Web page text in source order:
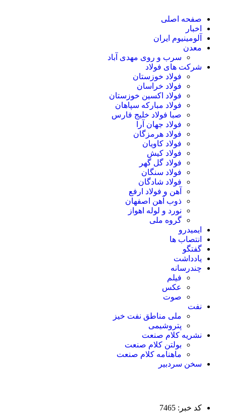
صفحه اصلی
اخبار
آلومینیوم ایران
معدن
سرب و روی مهدی آباد
شرکت های فولاد
فولاد خوزستان
فولاد خراسان
فولاد اکسین خوزستان
فولاد مبارکه سپاهان
صبا فولاد خلیج فارس
فولاد جهان آرا
فولاد هرمزگان
فولاد کاویان
فولاد کیش
فولاد گل گهر
فولاد سنگان
فولاد شادگان
آهن و فولاد ارفع
ذوب آهن اصفهان
نورد و لوله اهواز
گروه ملی
ایمیدرو
انتصاب ها
گفتگو
یادداشت
چندرسانه
فیلم
عکس
صوت
نفت
ملی مناطق نفت خیز
پتروشیمی
نشریه کلام صنعت
بولتن کلام صنعت
ماهنامه کلام صنعت
سخن سردبیر
کد خبر: 7465